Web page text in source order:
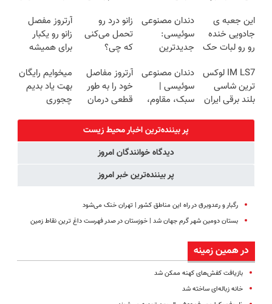
روزه ساخت!
آموزش رایگان
کننده خانگی
برگردون
(40%off)
این جعبه ی
جادویی خنده
رو رو لبات حک
خرید40%تخفیف
دندان مصنوعی
سوئیسی:
جدیدترین
سبک و مقاوم |
پرداخت قسطی
زانو درد رو
تحمل می‌کنی
که چی؟
همین‌جاست!
آرتروز مفصل
زانو رو یکبار
برای همیشه
◗پرسش‌نامه◖
IM LS7 لوکس
ترین شاسی
بلند برقی ایران
دندان مصنوعی
سوئیسی |
سبک، مقاوم،
رایگان+پرداخت
اقساطی😍
آرتروز مفاصل
خود را به طور
قطعی درمان
◗پرسش‌نامه◖
میخوایم رایگان
بهت یاد بدیم
چجوری
مجانیه
پر بیننده‌ترین اخبار محیط زیست
دیدگاه خوانندگان امروز
پر بیننده‌ترین خبر امروز
رگبار و رعدوبرق در راه این مناطق کشور | تهران خنک می‌شود
بستان دومین شهر گرم جهان شد | خوزستان در صدر فهرست داغ‌ ترین نقاط زمین
در همین زمینه
بازیافت کفش‌های کهنه ممکن شد
خانه زباله‌ای ساخته‌ شد